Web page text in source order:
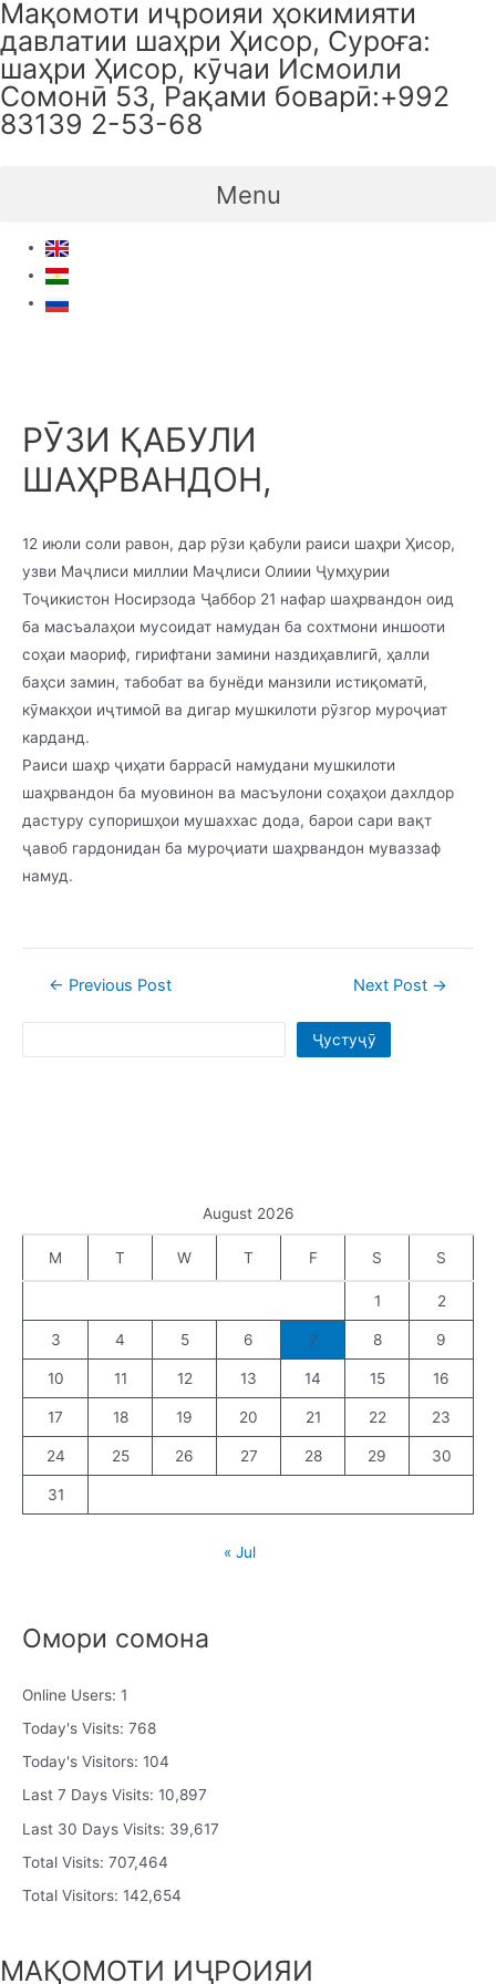
Skip
to
content
Мақомоти иҷроияи ҳокимияти
давлатии шаҳри Ҳисор, Суроға:
шаҳри Ҳисор, кӯчаи Исмоили
Сомонӣ 53, Рақами боварӣ:+992
83139 2-53-68
Menu
РӮЗИ ҚАБУЛИ
ШАҲРВАНДОН,
12 июли соли равон, дар рӯзи қабули раиси шаҳри Ҳисор,
узви Маҷлиси миллии Маҷлиси Олиии Ҷумҳурии
Тоҷикистон Носирзода Ҷаббор 21 нафар шаҳрвандон оид
ба масъалаҳои мусоидат намудан ба сохтмони иншооти
соҳаи маориф, гирифтани замини наздиҳавлигӣ, ҳалли
баҳси замин, табобат ва бунёди манзили истиқоматӣ,
кӯмакҳои иҷтимоӣ ва дигар мушкилоти рӯзгор муроҷиат
карданд.
Раиси шаҳр ҷиҳати баррасӣ намудани мушкилоти
шаҳрвандон ба муовинон ва масъулони соҳаҳои дахлдор
дастуру супоришҳои мушаххас дода, барои сари вақт
ҷавоб гардонидан ба муроҷиати шаҳрвандон муваззаф
намуд.
Post← Previous Post Next Post →
Ҷустуҷӯ
August 2026
M T W T F S S
1 2
3 4 5 6 7 8 9
10 11 12 13 14 15 16
17 18 19 20 21 22 23
24 25 26 27 28 29 30
31
« Jul
Омори сомона
Online Users: 1
Today's Visits: 768
Today's Visitors: 104
Last 7 Days Visits: 10,897
Last 30 Days Visits: 39,617
Total Visits: 707,464
Total Visitors: 142,654
МАҚОМОТИ ИҶРОИЯИ